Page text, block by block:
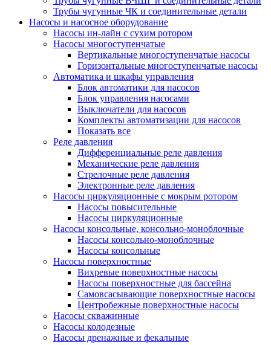
Трубы чугунные ЧК и соединительные детали
Насосы и насосное оборудование
Насосы ин-лайн с сухим ротором
Насосы многоступенчатые
Вертикальные многоступенчатые насосы
Горизонтальные многоступенчатые насосы
Автоматика и шкафы управления
Блок автоматики для насосов
Блок управления насосами
Выключатели для насосов
Комплекты автоматизации для насосов
Показать все
Реле давления
Дифференциальные реле давления
Механические реле давления
Стрелочные реле давления
Электронные реле давления
Насосы циркуляционные с мокрым ротором
Насосы повысительные
Насосы циркуляционные
Насосы консольные, консольно-моноблочные
Насосы консольно-моноблочные
Насосы консольные
Насосы поверхностные
Вихревые поверхностные насосы
Насосы поверхностные для бассейна
Самовсасывающие поверхностные насосы
Центробежные поверхностные насосы
Насосы скважинные
Насосы колодезные
Насосы дренажные и фекальные